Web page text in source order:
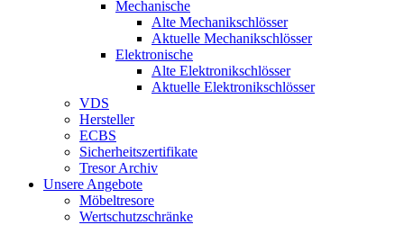
Mechanische
Alte Mechanikschlösser
Aktuelle Mechanikschlösser
Elektronische
Alte Elektronikschlösser
Aktuelle Elektronikschlösser
VDS
Hersteller
ECBS
Sicherheitszertifikate
Tresor Archiv
Unsere Angebote
Möbeltresore
Wertschutzschränke